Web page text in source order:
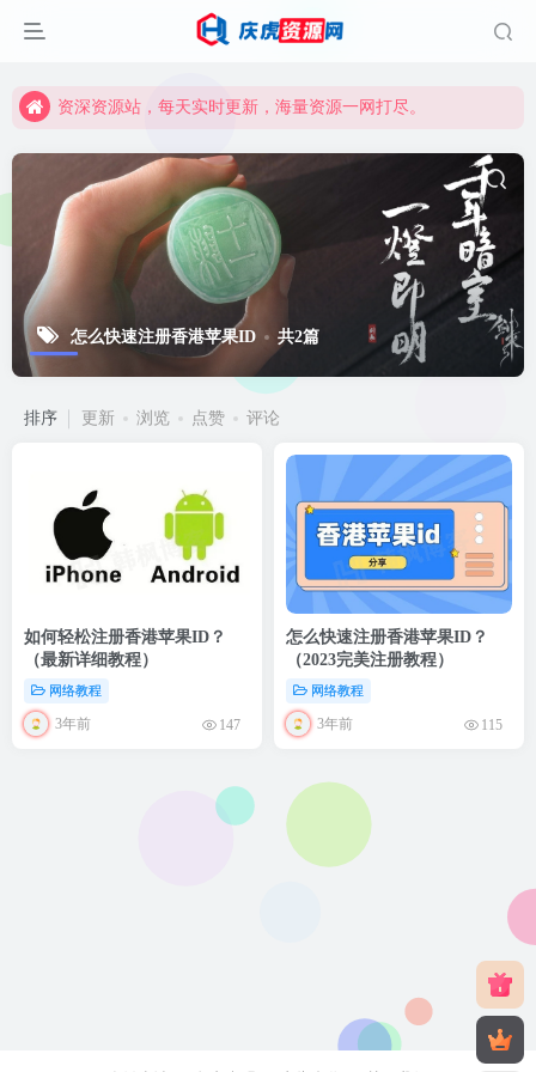
资深资源站，每天实时更新，海量资源一网打尽。
资深资源站，每天实时更新，海量资源一网打尽。
怎么快速注册香港苹果ID 共2篇
排序 更新 浏览 点赞 评论
如何轻松注册香港苹果ID？
（最新详细教程）
网络教程
3年前 147
怎么快速注册香港苹果ID？
（2023完美注册教程）
网络教程
3年前 115